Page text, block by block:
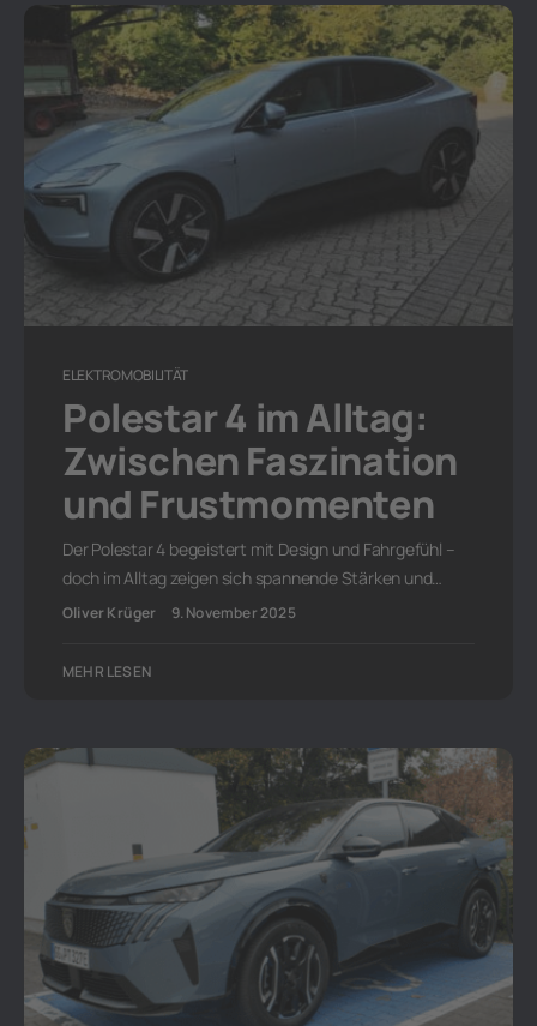
ELEKTROMOBILITÄT
Polestar 4 im Alltag:
Zwischen Faszination
und Frustmomenten
Der Polestar 4 begeistert mit Design und Fahrgefühl –
doch im Alltag zeigen sich spannende Stärken und…
Oliver Krüger 9. November 2025
MEHR LESEN